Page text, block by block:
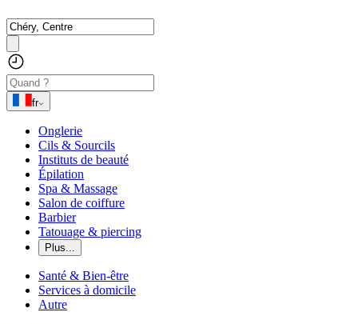
fr
Onglerie
Cils & Sourcils
Instituts de beauté
Épilation
Spa & Massage
Salon de coiffure
Barbier
Tatouage & piercing
Plus...
Santé & Bien-être
Services à domicile
Autre